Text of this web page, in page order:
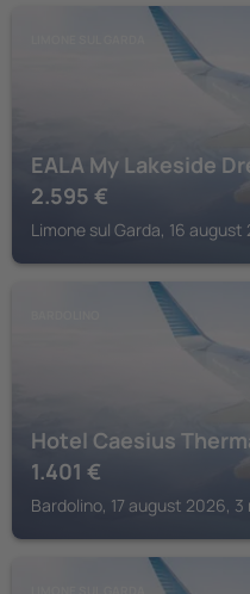
EALA My Lakeside
2.595 €
Limone sul Garda, 16
Hotel Caesius
1.401 €
Bardolino, 17 august 2026, 3